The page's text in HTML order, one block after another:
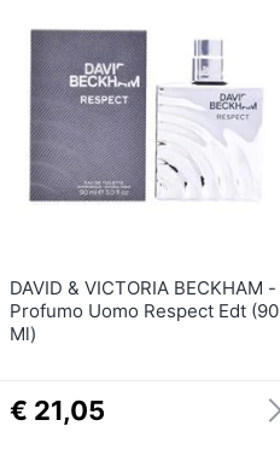
DAVID & VICTORIA BECKHAM -
Profumo Uomo Respect Edt (90
Ml)
€ 21,05